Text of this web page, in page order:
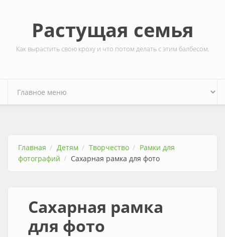
Растущая семья
Как вырастить свою кроху и что потом делать с этим балбесом.
Главная Детям Творчество
Рамки для
фотографий
Сахарная рамка для фото
Сахарная рамка
для фото